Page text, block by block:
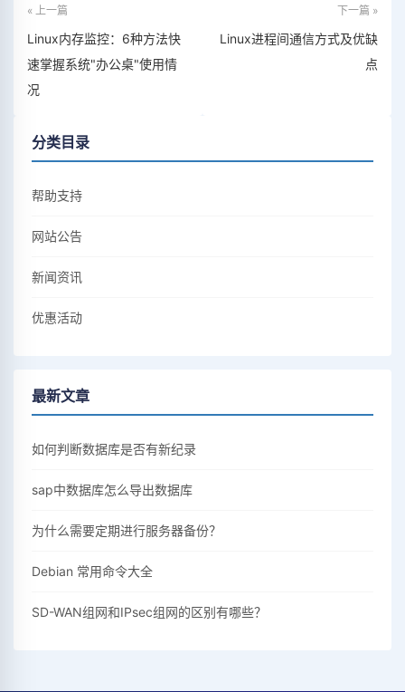
« 上一篇
Linux内存监控：6种方法快
速掌握系统"办公桌"使用情
况
下一篇 »
Linux进程间通信方式及优缺
点
分类目录
帮助支持
网站公告
新闻资讯
优惠活动
最新文章
如何判断数据库是否有新纪录
sap中数据库怎么导出数据库
为什么需要定期进行服务器备份？
Debian 常用命令大全
SD-WAN组网和IPsec组网的区别有哪些？